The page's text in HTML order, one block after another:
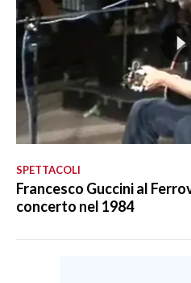
SPETTACOLI
Francesco Guccini al
concerto nel 1984